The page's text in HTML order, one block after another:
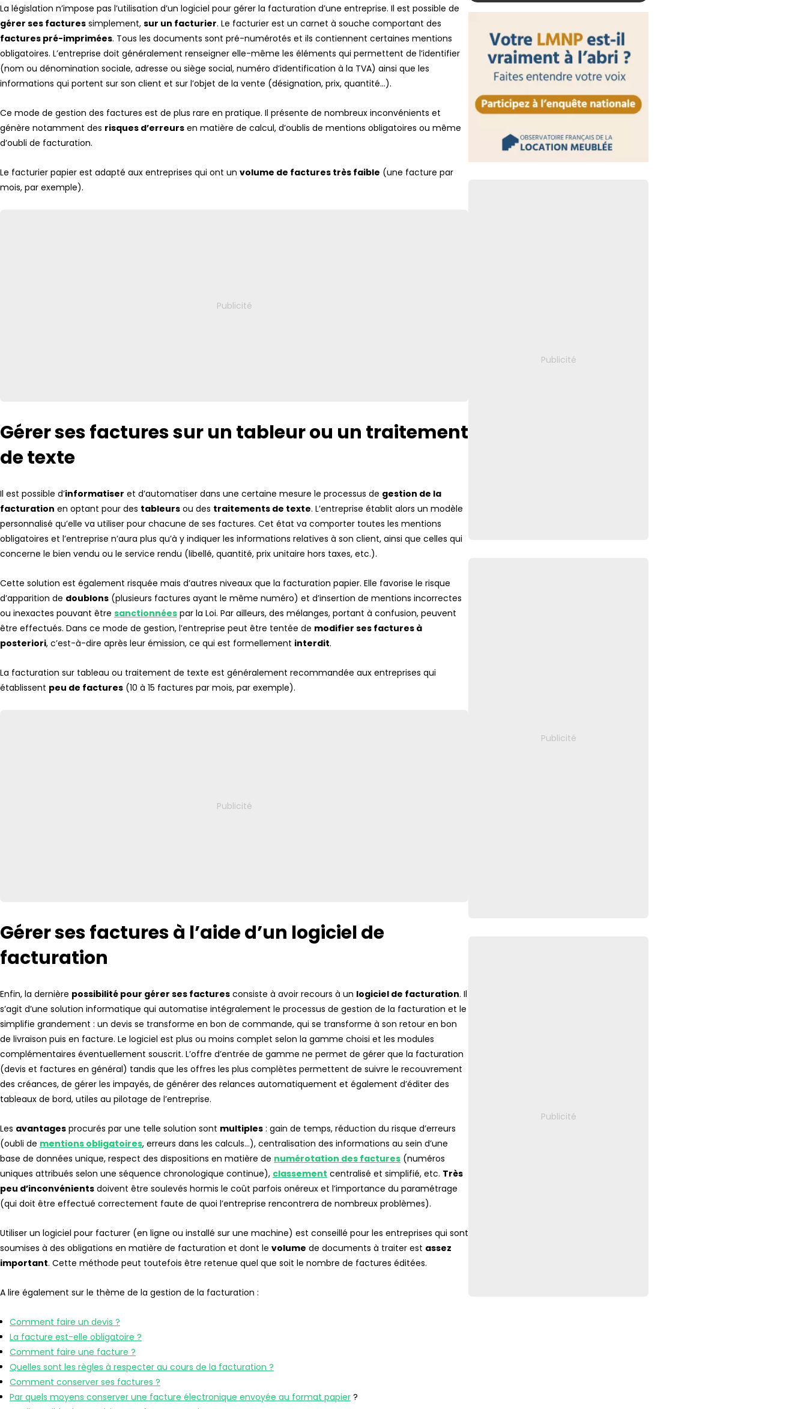
La législation n’impose pas l’utilisation d’un logiciel pour gérer la facturation d’une entreprise. Il est possible de
gérer ses factures simplement, sur un facturier. Le facturier est un carnet à souche comportant des
factures pré-imprimées. Tous les documents sont pré-numérotés et ils contiennent certaines mentions
obligatoires. L’entreprise doit généralement renseigner elle-même les éléments qui permettent de l’identifier
(nom ou dénomination sociale, adresse ou siège social, numéro d’identification à la TVA) ainsi que les
informations qui portent sur son client et sur l’objet de la vente (désignation, prix, quantité…).
Ce mode de gestion des factures est de plus rare en pratique. Il présente de nombreux inconvénients et
génère notamment des risques d’erreurs en matière de calcul, d’oublis de mentions obligatoires ou même
d’oubli de facturation.
Le facturier papier est adapté aux entreprises qui ont un volume de factures très faible (une facture par
mois, par exemple).
Gérer ses factures sur un tableur ou un traitement
de texte
Il est possible d’informatiser et d’automatiser dans une certaine mesure le processus de gestion de la
facturation en optant pour des tableurs ou des traitements de texte. L’entreprise établit alors un modèle
personnalisé qu’elle va utiliser pour chacune de ses factures. Cet état va comporter toutes les mentions
obligatoires et l’entreprise n’aura plus qu’à y indiquer les informations relatives à son client, ainsi que celles qui
concerne le bien vendu ou le service rendu (libellé, quantité, prix unitaire hors taxes, etc.).
Cette solution est également risquée mais d’autres niveaux que la facturation papier. Elle favorise le risque
d’apparition de doublons (plusieurs factures ayant le même numéro) et d’insertion de mentions incorrectes
ou inexactes pouvant être sanctionnées par la Loi. Par ailleurs, des mélanges, portant à confusion, peuvent
être effectués. Dans ce mode de gestion, l’entreprise peut être tentée de modifier ses factures à
posteriori, c’est-à-dire après leur émission, ce qui est formellement interdit.
La facturation sur tableau ou traitement de texte est généralement recommandée aux entreprises qui
établissent peu de factures (10 à 15 factures par mois, par exemple).
Gérer ses factures à l’aide d’un logiciel de
facturation
Enfin, la dernière possibilité pour gérer ses factures consiste à avoir recours à un logiciel de facturation. Il
s’agit d’une solution informatique qui automatise intégralement le processus de gestion de la facturation et le
simplifie grandement : un devis se transforme en bon de commande, qui se transforme à son retour en bon
de livraison puis en facture. Le logiciel est plus ou moins complet selon la gamme choisi et les modules
complémentaires éventuellement souscrit. L’offre d’entrée de gamme ne permet de gérer que la facturation
(devis et factures en général) tandis que les offres les plus complètes permettent de suivre le recouvrement
des créances, de gérer les impayés, de générer des relances automatiquement et également d’éditer des
tableaux de bord, utiles au pilotage de l’entreprise.
Les avantages procurés par une telle solution sont multiples : gain de temps, réduction du risque d’erreurs
(oubli de mentions obligatoires, erreurs dans les calculs…), centralisation des informations au sein d’une
base de données unique, respect des dispositions en matière de numérotation des factures (numéros
uniques attribués selon une séquence chronologique continue), classement centralisé et simplifié, etc. Très
peu d’inconvénients doivent être soulevés hormis le coût parfois onéreux et l’importance du paramétrage
(qui doit être effectué correctement faute de quoi l’entreprise rencontrera de nombreux problèmes).
Utiliser un logiciel pour facturer (en ligne ou installé sur une machine) est conseillé pour les entreprises qui sont
soumises à des obligations en matière de facturation et dont le volume de documents à traiter est assez
important. Cette méthode peut toutefois être retenue quel que soit le nombre de factures éditées.
A lire également sur le thème de la gestion de la facturation :
Comment faire un devis ?
La facture est-elle obligatoire ?
Comment faire une facture ?
Quelles sont les règles à respecter au cours de la facturation ?
Comment conserver ses factures ?
Par quels moyens conserver une facture électronique envoyée au format papier ?
transparence au programme
FLASH 30 juillet 2026
Retour de pêche : des obligations
déclaratives à respecter
FLASH 30 juillet 2026
Facturation électronique : les plateformes